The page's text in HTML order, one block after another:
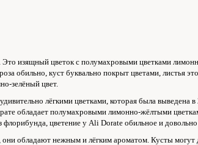
изящный цветок с полумахровыми цветками
обильно, куст буквально покрыт цветами, листья
зелёный цвет.
лёгкими цветками, которая была выведена
обладает полумахровыми лимонно-жёлтыми
цветение у Ali Dorate обильное и
обладают нежным и лёгким ароматом. Кусты могут